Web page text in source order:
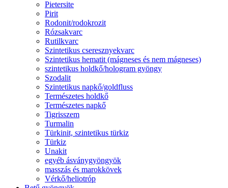
Pietersite
Pirit
Rodonit/rodokrozit
Rózsakvarc
Rutilkvarc
Szintetikus cseresznyekvarc
Szintetikus hematit (mágneses és nem mágneses)
szintetikus holdkő/hologram gyöngy
Szodalit
Szintetikus napkő/goldfluss
Természetes holdkő
Természetes napkő
Tigrisszem
Turmalin
Türkinit, szintetikus türkiz
Türkiz
Unakit
egyéb ásványgyöngyök
masszás és marokkövek
Vérkő/heliotróp